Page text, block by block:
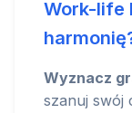
Work-life
Wyznacz
szanuj swój